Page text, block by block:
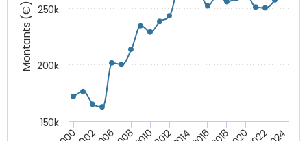
Montants (€)
150k
200k
250k